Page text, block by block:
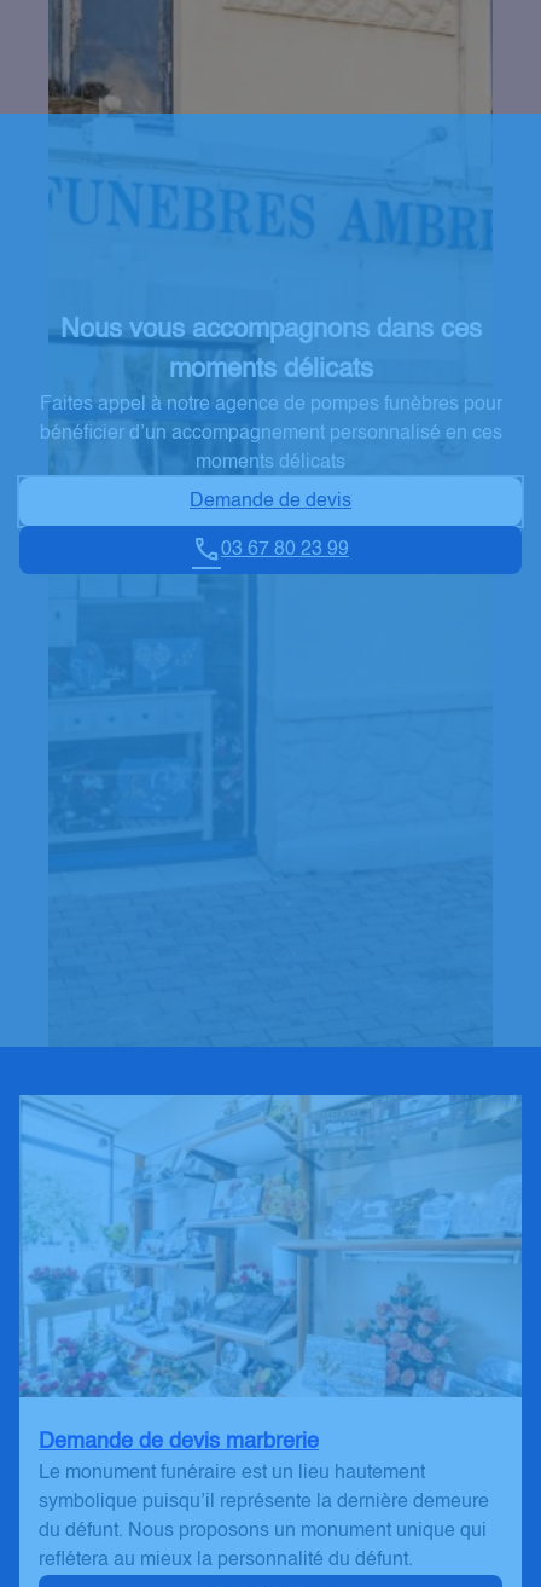
Nous vous accompagnons dans ces
moments délicats
Faites appel à notre agence de pompes funèbres pour
bénéficier d’un accompagnement personnalisé en ces
moments délicats
Demande de devis
03 67 80 23 99
Demande de devis marbrerie
Le monument funéraire est un lieu hautement
symbolique puisqu’il représente la dernière demeure
du défunt. Nous proposons un monument unique qui
reflétera au mieux la personnalité du défunt.